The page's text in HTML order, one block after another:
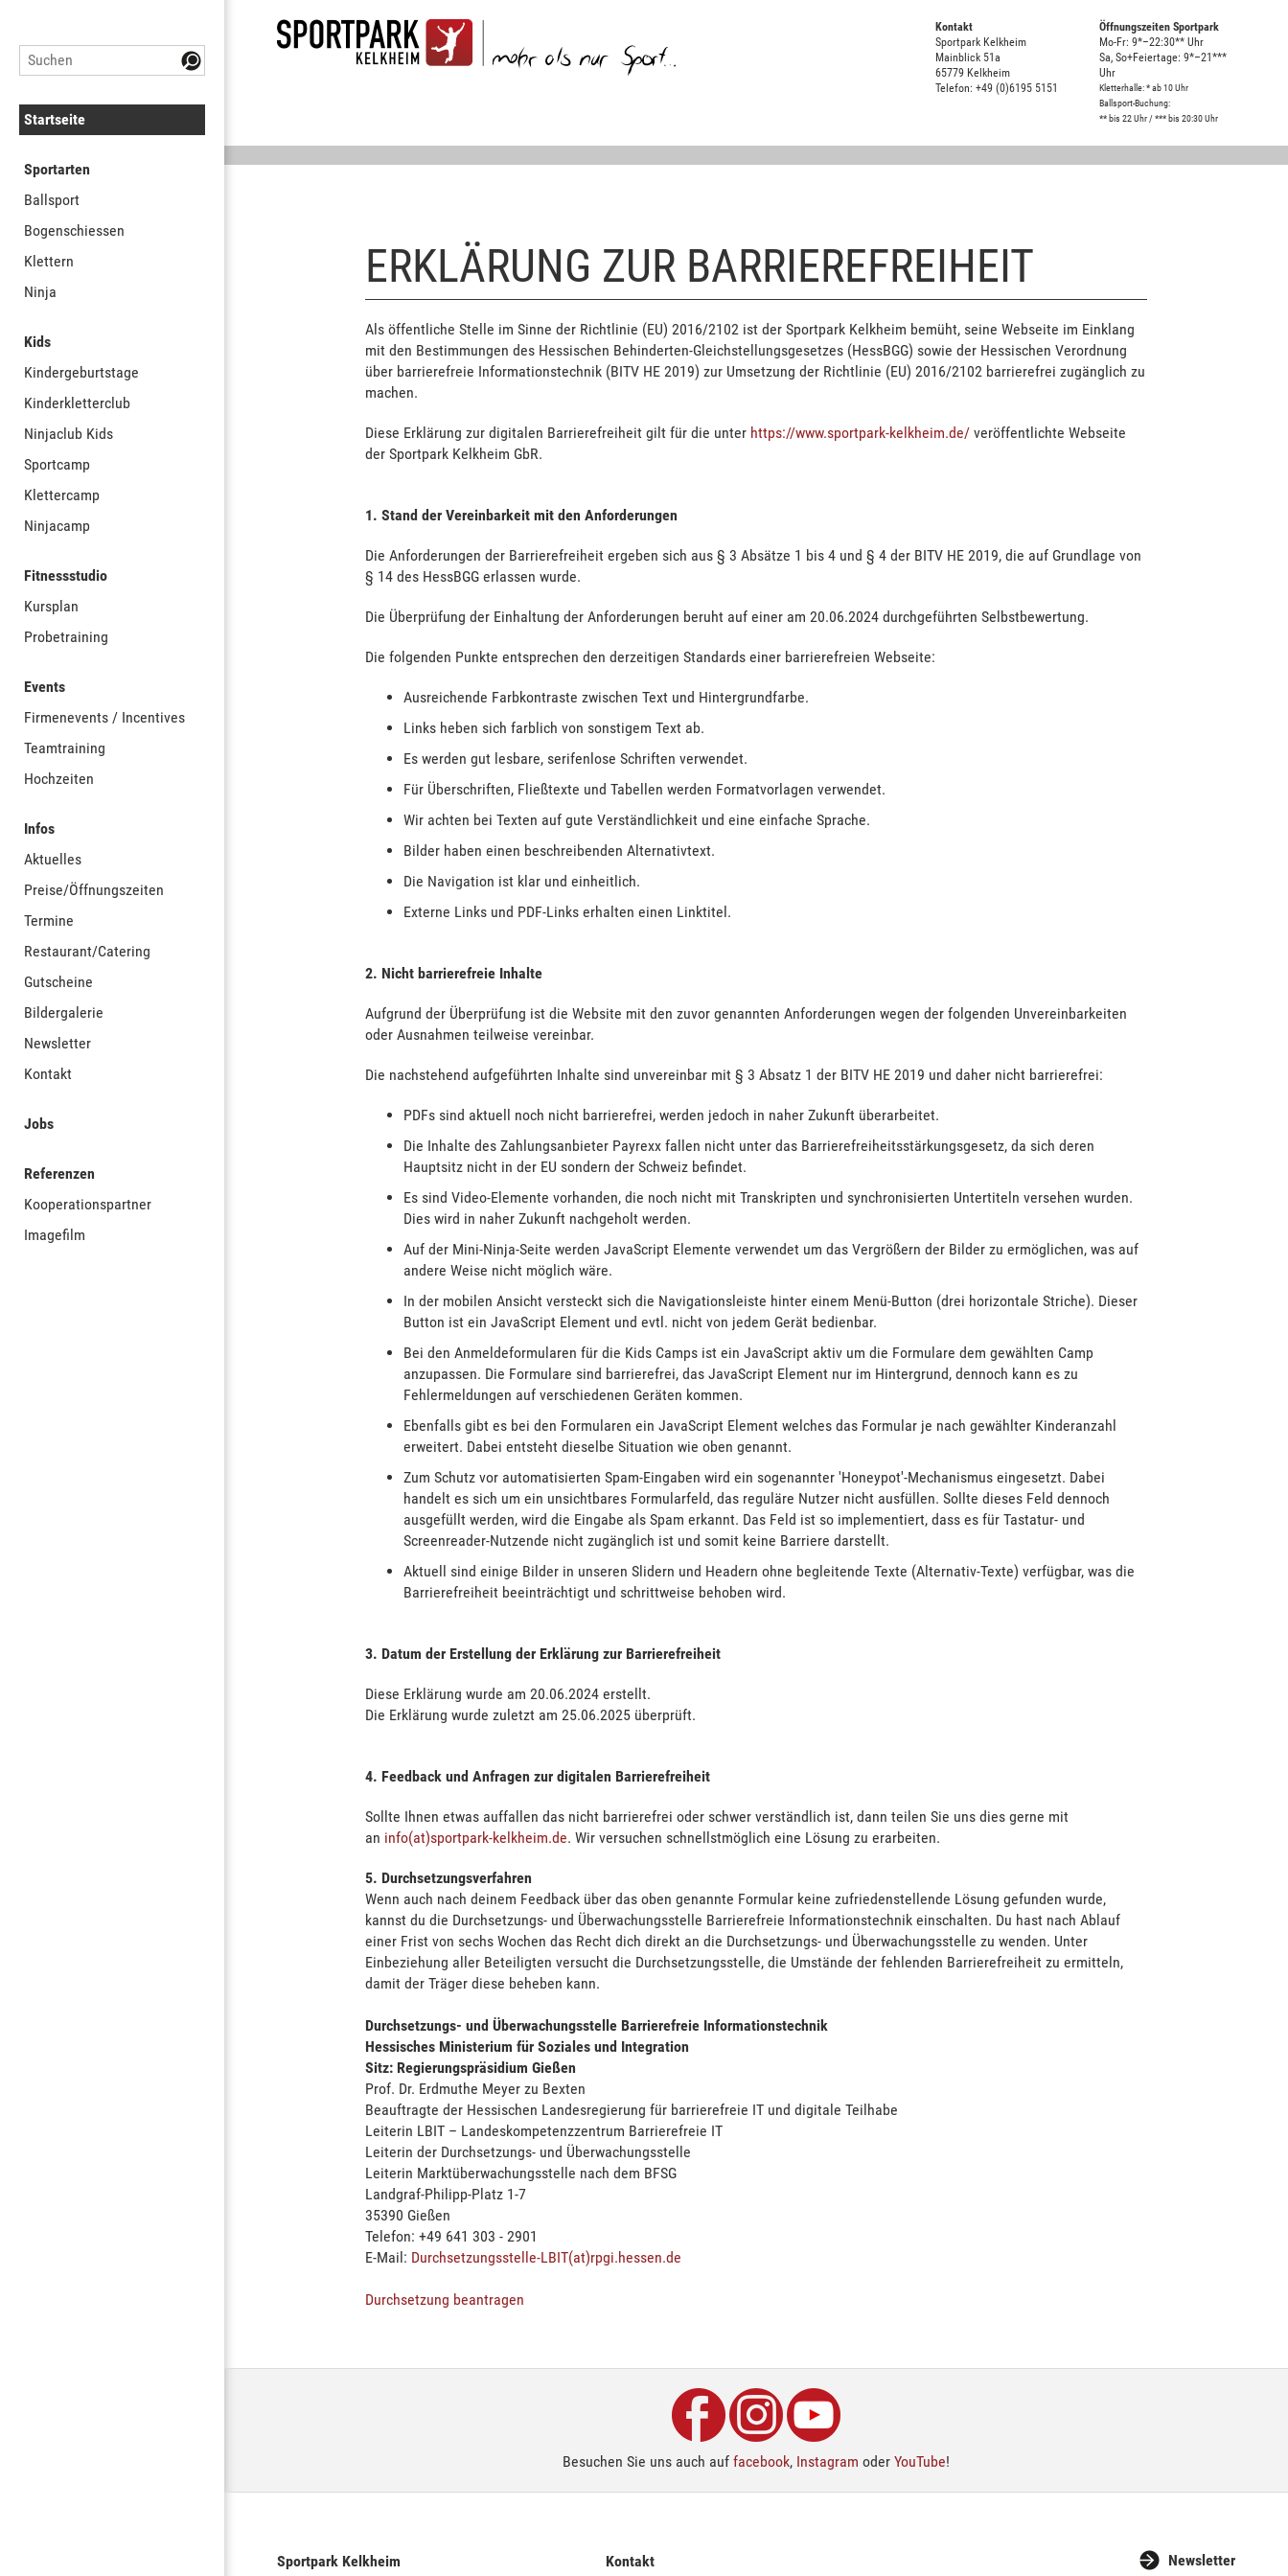
Startseite
Sportarten
Ballsport
Bogenschiessen
Klettern
Ninja
Kids
Kindergeburtstage
Kinderkletterclub
Ninjaclub Kids
Sportcamp
Klettercamp
Ninjacamp
Fitnessstudio
Kursplan
Probetraining
Events
Firmenevents / Incentives
Teamtraining
Hochzeiten
Infos
Aktuelles
Preise/Öffnungszeiten
Termine
Restaurant/Catering
Gutscheine
Bildergalerie
Newsletter
Kontakt
Jobs
Referenzen
Kooperationspartner
Imagefilm
Kontakt
Sportpark Kelkheim
Mainblick 51a
65779 Kelkheim
Telefon: +49 (0)6195 5151
Öffnungszeiten Sportpark
Mo-Fr: 9*–22:30** Uhr
Sa, So+Feiertage: 9*–21***
Uhr
Kletterhalle: * ab 10 Uhr
Ballsport-Buchung:
** bis 22 Uhr / *** bis 20:30 Uhr
ERKLÄRUNG ZUR BARRIEREFREIHEIT
Als öffentliche Stelle im Sinne der Richtlinie (EU) 2016/2102 ist der Sportpark Kelkheim bemüht, seine Webseite im Einklang
mit den Bestimmungen des Hessischen Behinderten-Gleichstellungsgesetzes (HessBGG) sowie der Hessischen Verordnung
über barrierefreie Informationstechnik (BITV HE 2019) zur Umsetzung der Richtlinie (EU) 2016/2102 barrierefrei zugänglich zu
machen.
Diese Erklärung zur digitalen Barrierefreiheit gilt für die unter https://www.sportpark-kelkheim.de/ veröffentlichte Webseite
der Sportpark Kelkheim GbR.
1. Stand der Vereinbarkeit mit den Anforderungen
Die Anforderungen der Barrierefreiheit ergeben sich aus § 3 Absätze 1 bis 4 und § 4 der BITV HE 2019, die auf Grundlage von
§ 14 des HessBGG erlassen wurde.
Die Überprüfung der Einhaltung der Anforderungen beruht auf einer am 20.06.2024 durchgeführten Selbstbewertung.
Die folgenden Punkte entsprechen den derzeitigen Standards einer barrierefreien Webseite:
Ausreichende Farbkontraste zwischen Text und Hintergrundfarbe.
Links heben sich farblich von sonstigem Text ab.
Es werden gut lesbare, serifenlose Schriften verwendet.
Für Überschriften, Fließtexte und Tabellen werden Formatvorlagen verwendet.
Wir achten bei Texten auf gute Verständlichkeit und eine einfache Sprache.
Bilder haben einen beschreibenden Alternativtext.
Die Navigation ist klar und einheitlich.
Externe Links und PDF-Links erhalten einen Linktitel.
2. Nicht barrierefreie Inhalte
Aufgrund der Überprüfung ist die Website mit den zuvor genannten Anforderungen wegen der folgenden Unvereinbarkeiten
oder Ausnahmen teilweise vereinbar.
Die nachstehend aufgeführten Inhalte sind unvereinbar mit § 3 Absatz 1 der BITV HE 2019 und daher nicht barrierefrei:
PDFs sind aktuell noch nicht barrierefrei, werden jedoch in naher Zukunft überarbeitet.
Die Inhalte des Zahlungsanbieter Payrexx fallen nicht unter das Barrierefreiheitsstärkungsgesetz, da sich deren
Hauptsitz nicht in der EU sondern der Schweiz befindet.
Es sind Video-Elemente vorhanden, die noch nicht mit Transkripten und synchronisierten Untertiteln versehen wurden.
Dies wird in naher Zukunft nachgeholt werden.
Auf der Mini-Ninja-Seite werden JavaScript Elemente verwendet um das Vergrößern der Bilder zu ermöglichen, was auf
andere Weise nicht möglich wäre.
In der mobilen Ansicht versteckt sich die Navigationsleiste hinter einem Menü-Button (drei horizontale Striche). Dieser
Button ist ein JavaScript Element und evtl. nicht von jedem Gerät bedienbar.
Bei den Anmeldeformularen für die Kids Camps ist ein JavaScript aktiv um die Formulare dem gewählten Camp
anzupassen. Die Formulare sind barrierefrei, das JavaScript Element nur im Hintergrund, dennoch kann es zu
Fehlermeldungen auf verschiedenen Geräten kommen.
Ebenfalls gibt es bei den Formularen ein JavaScript Element welches das Formular je nach gewählter Kinderanzahl
erweitert. Dabei entsteht dieselbe Situation wie oben genannt.
Zum Schutz vor automatisierten Spam-Eingaben wird ein sogenannter 'Honeypot'-Mechanismus eingesetzt. Dabei
handelt es sich um ein unsichtbares Formularfeld, das reguläre Nutzer nicht ausfüllen. Sollte dieses Feld dennoch
ausgefüllt werden, wird die Eingabe als Spam erkannt. Das Feld ist so implementiert, dass es für Tastatur- und
Screenreader-Nutzende nicht zugänglich ist und somit keine Barriere darstellt.
Aktuell sind einige Bilder in unseren Slidern und Headern ohne begleitende Texte (Alternativ-Texte) verfügbar, was die
Barrierefreiheit beeinträchtigt und schrittweise behoben wird.
3. Datum der Erstellung der Erklärung zur Barrierefreiheit
Diese Erklärung wurde am 20.06.2024 erstellt.
Die Erklärung wurde zuletzt am 25.06.2025 überprüft.
4. Feedback und Anfragen zur digitalen Barrierefreiheit
Sollte Ihnen etwas auffallen das nicht barrierefrei oder schwer verständlich ist, dann teilen Sie uns dies gerne mit
an info(at)sportpark-kelkheim.de. Wir versuchen schnellstmöglich eine Lösung zu erarbeiten.
5. Durchsetzungsverfahren
Wenn auch nach deinem Feedback über das oben genannte Formular keine zufriedenstellende Lösung gefunden wurde,
kannst du die Durchsetzungs- und Überwachungsstelle Barrierefreie Informationstechnik einschalten. Du hast nach Ablauf
einer Frist von sechs Wochen das Recht dich direkt an die Durchsetzungs- und Überwachungsstelle zu wenden. Unter
Einbeziehung aller Beteiligten versucht die Durchsetzungsstelle, die Umstände der fehlenden Barrierefreiheit zu ermitteln,
damit der Träger diese beheben kann.
Durchsetzungs- und Überwachungsstelle Barrierefreie Informationstechnik
Hessisches Ministerium für Soziales und Integration
Sitz: Regierungspräsidium Gießen
Prof. Dr. Erdmuthe Meyer zu Bexten
Beauftragte der Hessischen Landesregierung für barrierefreie IT und digitale Teilhabe
Leiterin LBIT – Landeskompetenzzentrum Barrierefreie IT
Leiterin der Durchsetzungs- und Überwachungsstelle
Leiterin Marktüberwachungsstelle nach dem BFSG
Landgraf-Philipp-Platz 1-7
35390 Gießen
Telefon: +49 641 303 - 2901
E-Mail: Durchsetzungsstelle-LBIT(at)rpgi.hessen.de
Durchsetzung beantragen
Besuchen Sie uns auch auf facebook, Instagram oder YouTube!
Sportpark Kelkheim
Kontakt
Newsletter